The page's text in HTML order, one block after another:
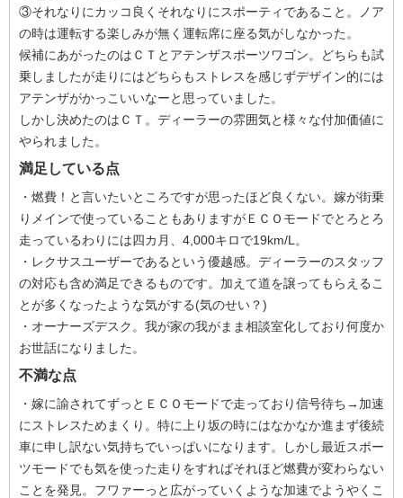
③それなりにカッコ良くそれなりにスポーティであること。ノア
の時は運転する楽しみが無く運転席に座る気がしなかった。
候補にあがったのはＣＴとアテンザスポーツワゴン。どちらも試
乗しましたが走りにはどちらもストレスを感じずデザイン的には
アテンザがかっこいいなーと思っていました。
しかし決めたのはＣＴ。ディーラーの雰囲気と様々な付加価値に
やられました。
満足している点
・燃費！と言いたいところですが思ったほど良くない。嫁が街乗
りメインで使っていることもありますがＥＣＯモードでとろとろ
走っているわりには四カ月、4,000キロで19km/L。
・レクサスユーザーであるという優越感。ディーラーのスタッフ
の対応も含め満足できるものです。加えて道を譲ってもらえるこ
とが多くなったような気がする(気のせい？)
・オーナーズデスク。我が家の我がまま相談室化しており何度か
お世話になりました。
不満な点
・嫁に諭されてずっとＥＣＯモードで走っており信号待ち→加速
にストレスためまくり。特に上り坂の時にはなかなか進まず後続
車に申し訳ない気持ちでいっぱいになります。しかし最近スポー
ツモードでも気を使った走りをすればそれほど燃費が変わらない
ことを発見。フワァーっと広がっていくような加速でようやくこ